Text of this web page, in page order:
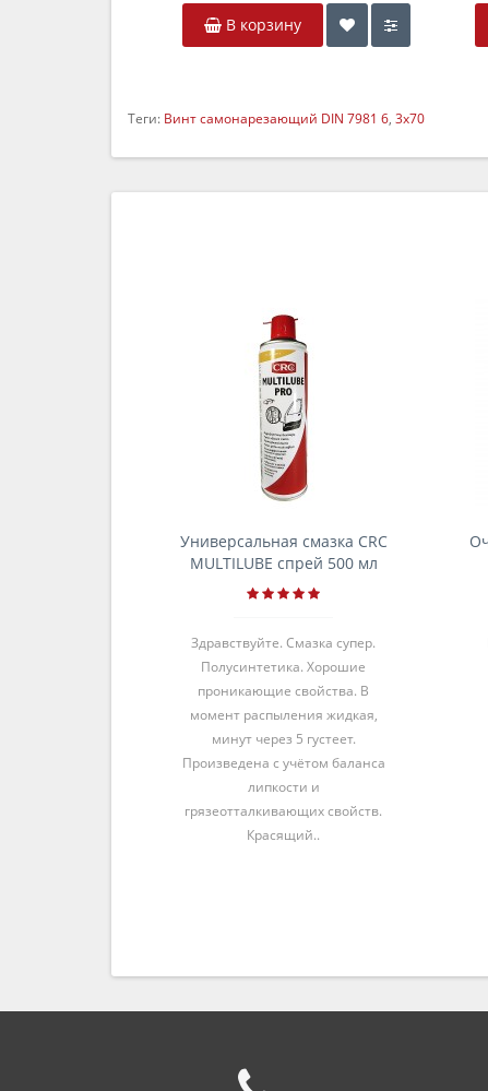
В корзину
Теги: Винт самонарезающий DIN 7981 6, 3х70
Универсальная смазка CRC
MULTILUBE спрей 500 мл
Здравствуйте. Смазка супер.
Полусинтетика. Хорошие
проникающие свойства. В
момент распыления жидкая,
минут через 5 густеет.
Произведена с учётом баланса
липкости и
грязеотталкивающих свойств.
Красящий..